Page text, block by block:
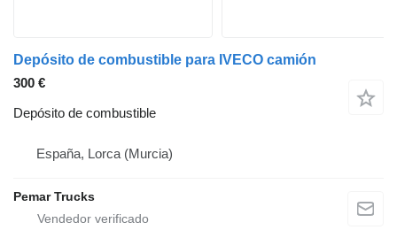
Depósito de combustible para IVECO camión
300 €
Depósito de combustible
España, Lorca (Murcia)
Pemar Trucks